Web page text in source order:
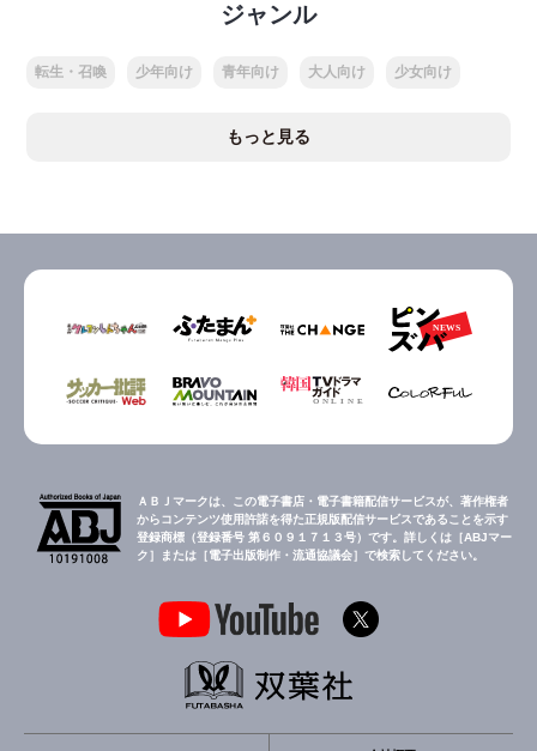
ジャンル
転生・召喚 少年向け 青年向け 大人向け 少女向け
もっと見る
ＡＢＪマークは、この電子書店・電子書籍配信サービスが、著作権者
からコンテンツ使用許諾を得た正規版配信サービスであることを示す
登録商標（登録番号 第６０９１７１３号）です。詳しくは［ABJマー
ク］または［電子出版制作・流通協議会］で検索してください。